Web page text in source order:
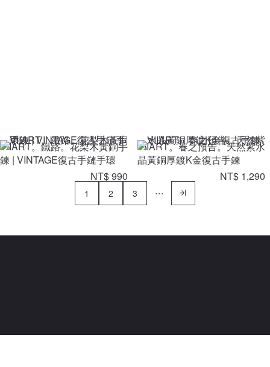
VIIART。鐵路。花梨木黃銅手
鍊 | VINTAGE復古手鏈手環
NT$ 990
VIIART。春之預告。天然紫水
晶黃銅厚鍍K金復古手鍊
NT$ 1,290
1 2 3